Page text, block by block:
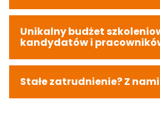
Unikalny budżet
kandydatów i
Stałe zatrudnienie? Z